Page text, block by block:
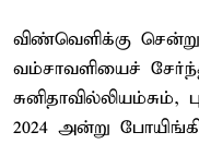
விண்வெளிக்கு
வம்சாவளியைச்
2024 அன்று